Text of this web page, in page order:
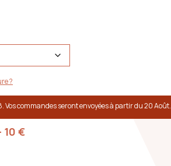
?
commandes seront envoyées à partir du 20 Août.
10 €